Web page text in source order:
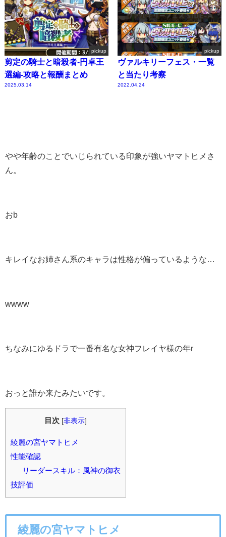
pickup
剪定の騎士と暗殺者-円卓王
選編-攻略と報酬まとめ
2025.03.14
pickup
ヴァルキリーフェス・一覧
と当たり考察
2022.04.24
やや年齢のことでいじられている印象が強いヤマトヒメさ
ん。
おb
キレイなお姉さん系のキャラは性格が偏っているような…
wwww
ちなみにゆるドラで一番有名な女神フレイヤ様の年r
おっと誰か来たみたいです。
目次 [非表示]
綾麗の宮ヤマトヒメ
性能確認
リーダースキル：風神の御衣
技評価
綾麗の宮ヤマトヒメ